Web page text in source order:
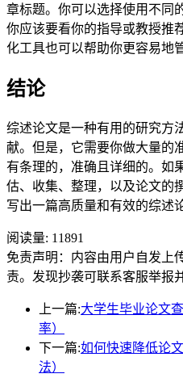
章标题。你可以选择使用不同
你应该要看你的指导或教授推
化工具也可以帮助你更容易地
结论
综述论文是一种有用的研究方
献。但是，它需要你做大量的
有条理的，准确且详细的。如
估、收集、整理，以及论文的
写出一篇高质量和有效的综述
阅读量: 11891
免责声明：内容由用户自发上
责。发现抄袭可联系客服举报
上一篇:大学生毕业论文
率）
下一篇:如何快速降低论
法）